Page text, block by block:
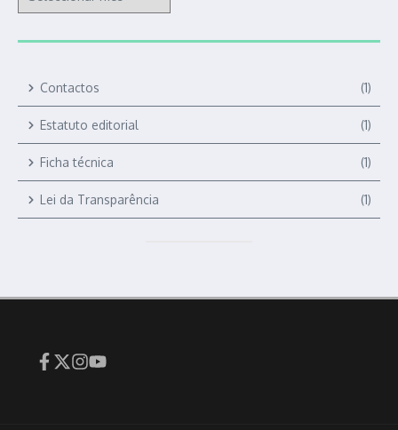
Contactos (1)
Estatuto editorial (1)
Ficha técnica (1)
Lei da Transparência (1)